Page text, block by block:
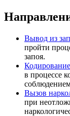
Вывод из
пройти
запоя.
в процессе
Вызов
при